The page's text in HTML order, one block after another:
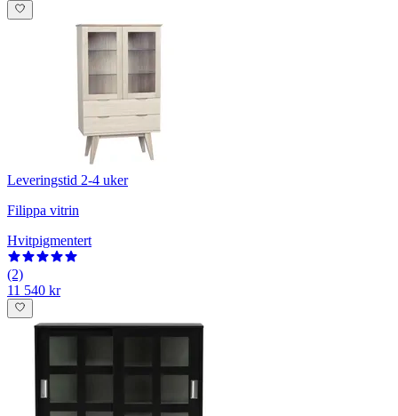
Leveringstid 2-4 uker
Filippa vitrin
Hvitpigmentert
(2)
11 540 kr